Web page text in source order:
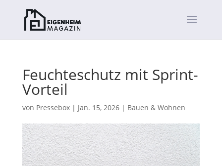
Feuchteschutz mit Sprint-
Vorteil
von Pressebox| Jan. 15, 2026| Bauen & Wohnen